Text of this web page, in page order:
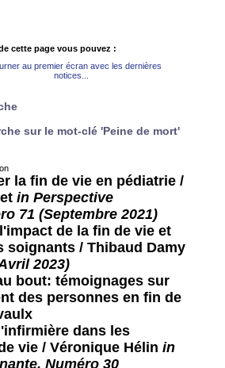
cette page vous pouvez :
au premier écran avec les dernières
notices...
sur le mot-clé 'Peine de mort'
la fin de vie en pédiatrie /
in Perspective
71 (Septembre 2021)
de la fin de vie et
soignants / Thibaud Damy
2023)
bout: témoignages sur
des personnes en fin de
dans les
vie / Véronique Hélin in
Numéro 30